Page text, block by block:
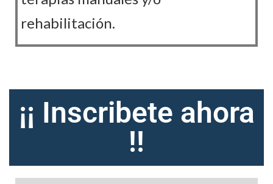
rehabilitación.
¡¡ Inscribete ahora
!!